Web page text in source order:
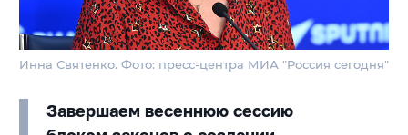
Инна Святенко. Фото: пресс-центра МИА "Россия сегодня"
Завершаем весеннюю сессию